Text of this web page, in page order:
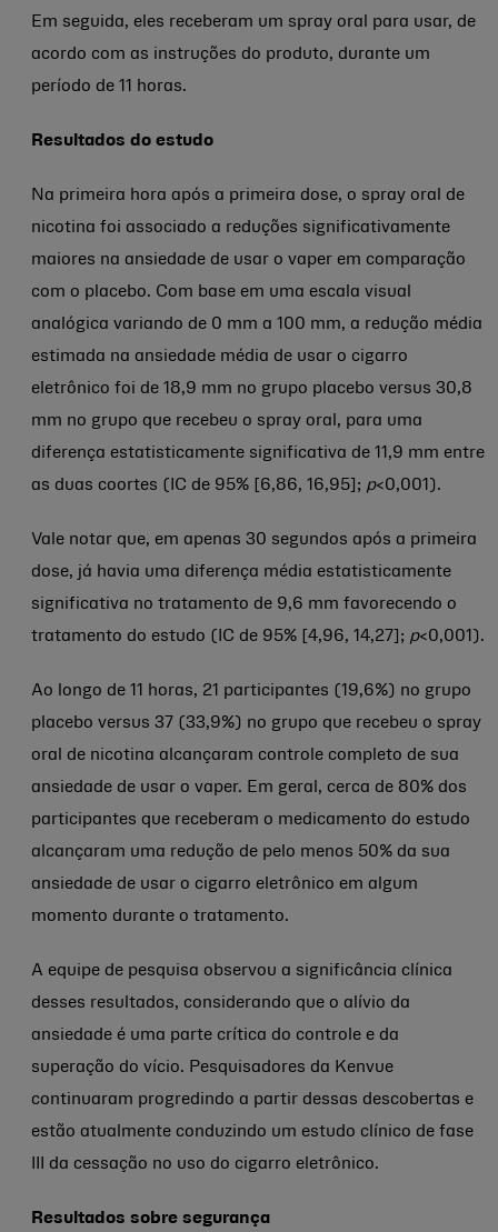
Em seguida, eles receberam um spray oral para usar, de
acordo com as instruções do produto, durante um
período de 11 horas.
Resultados do estudo
Na primeira hora após a primeira dose, o spray oral de
nicotina foi associado a reduções significativamente
maiores na ansiedade de usar o vaper em comparação
com o placebo. Com base em uma escala visual
analógica variando de 0 mm a 100 mm, a redução média
estimada na ansiedade média de usar o cigarro
eletrônico foi de 18,9 mm no grupo placebo versus 30,8
mm no grupo que recebeu o spray oral, para uma
diferença estatisticamente significativa de 11,9 mm entre
as duas coortes (IC de 95% [6,86, 16,95]; p<0,001).
Vale notar que, em apenas 30 segundos após a primeira
dose, já havia uma diferença média estatisticamente
significativa no tratamento de 9,6 mm favorecendo o
tratamento do estudo (IC de 95% [4,96, 14,27]; p<0,001).
Ao longo de 11 horas, 21 participantes (19,6%) no grupo
placebo versus 37 (33,9%) no grupo que recebeu o spray
oral de nicotina alcançaram controle completo de sua
ansiedade de usar o vaper. Em geral, cerca de 80% dos
participantes que receberam o medicamento do estudo
alcançaram uma redução de pelo menos 50% da sua
ansiedade de usar o cigarro eletrônico em algum
momento durante o tratamento.
A equipe de pesquisa observou a significância clínica
desses resultados, considerando que o alívio da
ansiedade é uma parte crítica do controle e da
superação do vício. Pesquisadores da Kenvue
continuaram progredindo a partir dessas descobertas e
estão atualmente conduzindo um estudo clínico de fase
III da cessação no uso do cigarro eletrônico.
Resultados sobre segurança